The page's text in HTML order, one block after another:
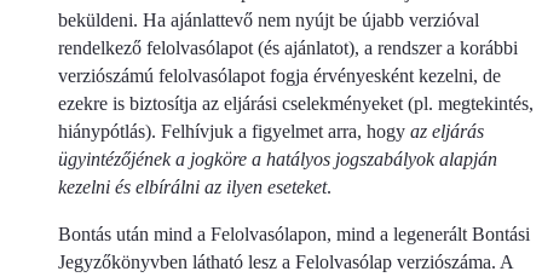
beküldeni. Ha ajánlattevő nem nyújt be újabb verzióval
rendelkező felolvasólapot (és ajánlatot), a rendszer a korábbi
verziószámú felolvasólapot fogja érvényesként kezelni, de
ezekre is biztosítja az eljárási cselekményeket (pl. megtekintés,
hiánypótlás). Felhívjuk a figyelmet arra, hogy az eljárás
ügyintézőjének a jogköre a hatályos jogszabályok alapján
kezelni és elbírálni az ilyen eseteket.
Bontás után mind a Felolvasólapon, mind a legenerált Bontási
Jegyzőkönyvben látható lesz a Felolvasólap verziószáma. A